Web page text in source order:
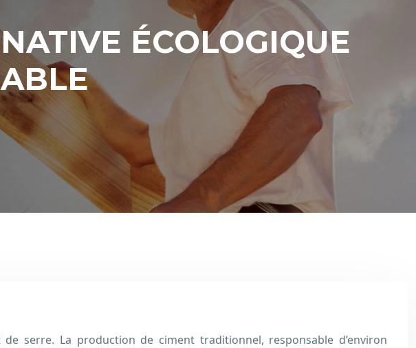
ÉCOLOGIQUE
serre. La production de ciment traditionnel, responsable d’environ